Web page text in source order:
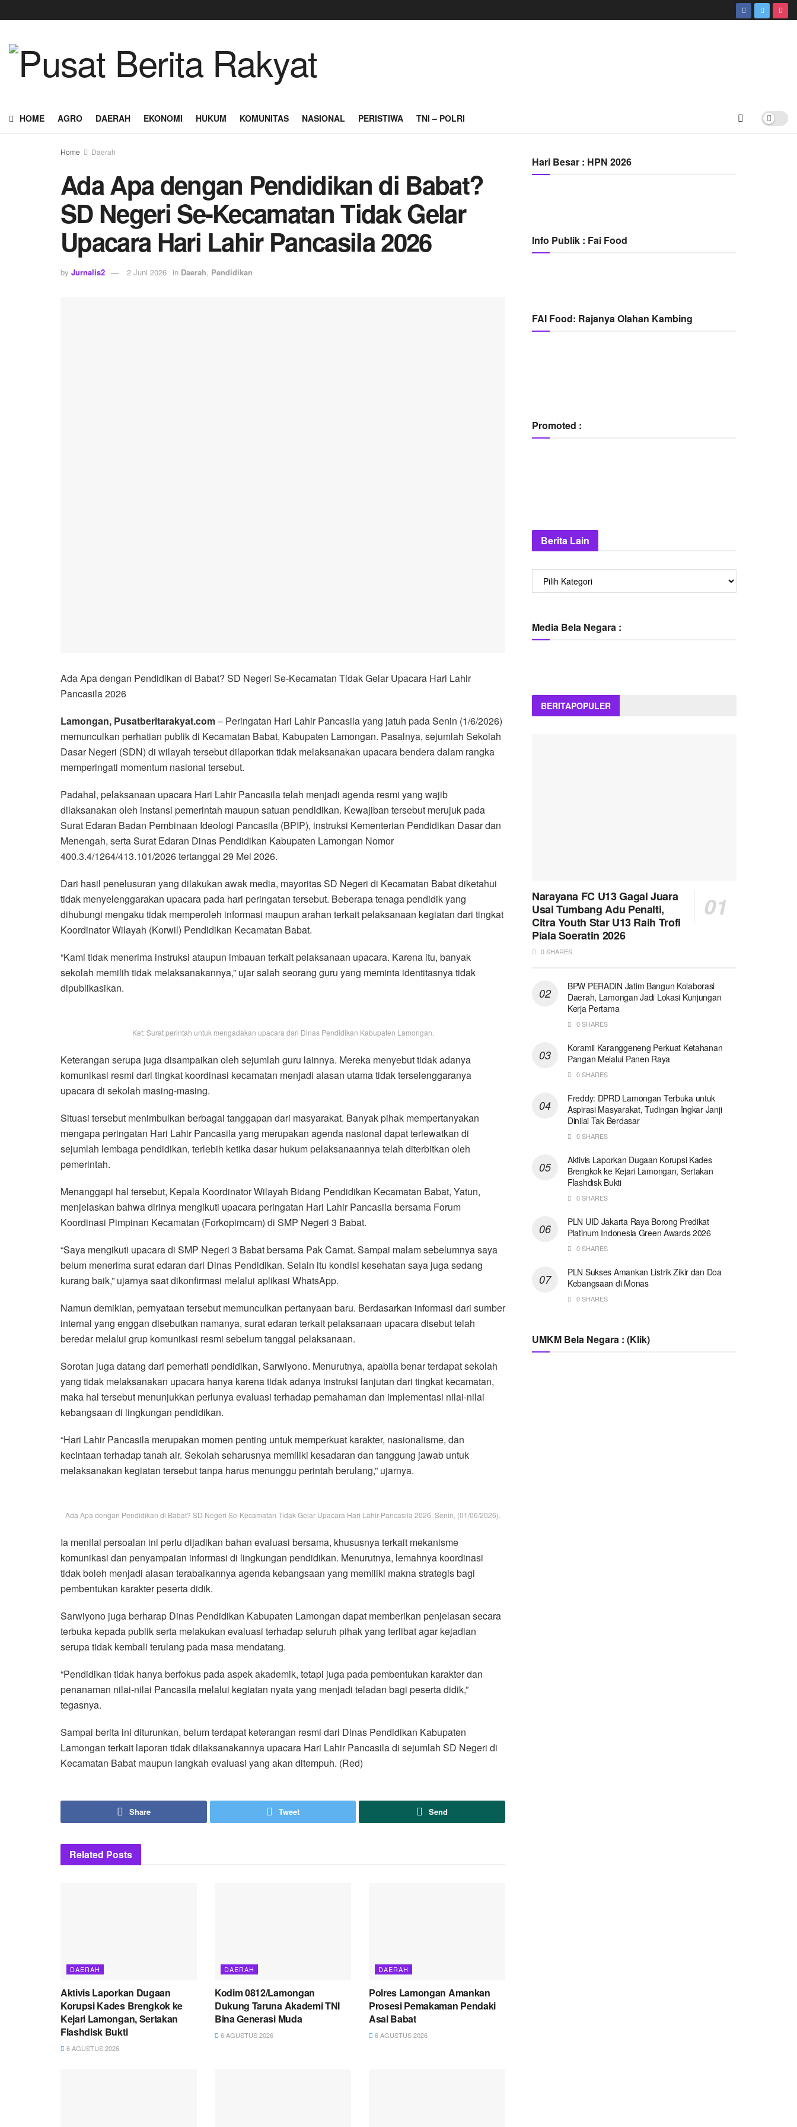
HOME AGRO DAERAH EKONOMI HUKUM KOMUNITAS NASIONAL PERISTIWA TNI – POLRI
Home Daerah
Ada Apa dengan Pendidikan di Babat?
SD Negeri Se-Kecamatan Tidak Gelar
Upacara Hari Lahir Pancasila 2026
by Jurnalis2 2 Juni 2026 in Daerah, Pendidikan
Ada Apa dengan Pendidikan di Babat? SD Negeri Se-Kecamatan Tidak Gelar Upacara Hari Lahir
Pancasila 2026
Lamongan, Pusatberitarakyat.com– Peringatan Hari Lahir Pancasila yang jatuh pada Senin (1/6/2026)
memunculkan perhatian publik di Kecamatan Babat, Kabupaten Lamongan. Pasalnya, sejumlah Sekolah
Dasar Negeri (SDN) di wilayah tersebut dilaporkan tidak melaksanakan upacara bendera dalam rangka
memperingati momentum nasional tersebut.
Padahal, pelaksanaan upacara Hari Lahir Pancasila telah menjadi agenda resmi yang wajib
dilaksanakan oleh instansi pemerintah maupun satuan pendidikan. Kewajiban tersebut merujuk pada
Surat Edaran Badan Pembinaan Ideologi Pancasila (BPIP), instruksi Kementerian Pendidikan Dasar dan
Menengah, serta Surat Edaran Dinas Pendidikan Kabupaten Lamongan Nomor
400.3.4/1264/413.101/2026 tertanggal 29 Mei 2026.
Dari hasil penelusuran yang dilakukan awak media, mayoritas SD Negeri di Kecamatan Babat diketahui
tidak menyelenggarakan upacara pada hari peringatan tersebut. Beberapa tenaga pendidik yang
dihubungi mengaku tidak memperoleh informasi maupun arahan terkait pelaksanaan kegiatan dari tingkat
Koordinator Wilayah (Korwil) Pendidikan Kecamatan Babat.
“Kami tidak menerima instruksi ataupun imbauan terkait pelaksanaan upacara. Karena itu, banyak
sekolah memilih tidak melaksanakannya,” ujar salah seorang guru yang meminta identitasnya tidak
dipublikasikan.
Ket: Surat perintah untuk mengadakan upacara dari Dinas Pendidikan Kabupaten Lamongan.
Keterangan serupa juga disampaikan oleh sejumlah guru lainnya. Mereka menyebut tidak adanya
komunikasi resmi dari tingkat koordinasi kecamatan menjadi alasan utama tidak terselenggaranya
upacara di sekolah masing-masing.
Situasi tersebut menimbulkan berbagai tanggapan dari masyarakat. Banyak pihak mempertanyakan
mengapa peringatan Hari Lahir Pancasila yang merupakan agenda nasional dapat terlewatkan di
sejumlah lembaga pendidikan, terlebih ketika dasar hukum pelaksanaannya telah diterbitkan oleh
pemerintah.
Menanggapi hal tersebut, Kepala Koordinator Wilayah Bidang Pendidikan Kecamatan Babat, Yatun,
menjelaskan bahwa dirinya mengikuti upacara peringatan Hari Lahir Pancasila bersama Forum
Koordinasi Pimpinan Kecamatan (Forkopimcam) di SMP Negeri 3 Babat.
“Saya mengikuti upacara di SMP Negeri 3 Babat bersama Pak Camat. Sampai malam sebelumnya saya
belum menerima surat edaran dari Dinas Pendidikan. Selain itu kondisi kesehatan saya juga sedang
kurang baik,” ujarnya saat dikonfirmasi melalui aplikasi WhatsApp.
Namun demikian, pernyataan tersebut memunculkan pertanyaan baru. Berdasarkan informasi dari sumber
internal yang enggan disebutkan namanya, surat edaran terkait pelaksanaan upacara disebut telah
beredar melalui grup komunikasi resmi sebelum tanggal pelaksanaan.
Sorotan juga datang dari pemerhati pendidikan, Sarwiyono. Menurutnya, apabila benar terdapat sekolah
yang tidak melaksanakan upacara hanya karena tidak adanya instruksi lanjutan dari tingkat kecamatan,
maka hal tersebut menunjukkan perlunya evaluasi terhadap pemahaman dan implementasi nilai-nilai
kebangsaan di lingkungan pendidikan.
“Hari Lahir Pancasila merupakan momen penting untuk memperkuat karakter, nasionalisme, dan
kecintaan terhadap tanah air. Sekolah seharusnya memiliki kesadaran dan tanggung jawab untuk
melaksanakan kegiatan tersebut tanpa harus menunggu perintah berulang,” ujarnya.
Ada Apa dengan Pendidikan di Babat? SD Negeri Se-Kecamatan Tidak Gelar Upacara Hari Lahir Pancasila 2026. Senin, (01/06/2026).
Ia menilai persoalan ini perlu dijadikan bahan evaluasi bersama, khususnya terkait mekanisme
komunikasi dan penyampaian informasi di lingkungan pendidikan. Menurutnya, lemahnya koordinasi
tidak boleh menjadi alasan terabaikannya agenda kebangsaan yang memiliki makna strategis bagi
pembentukan karakter peserta didik.
Sarwiyono juga berharap Dinas Pendidikan Kabupaten Lamongan dapat memberikan penjelasan secara
terbuka kepada publik serta melakukan evaluasi terhadap seluruh pihak yang terlibat agar kejadian
serupa tidak kembali terulang pada masa mendatang.
“Pendidikan tidak hanya berfokus pada aspek akademik, tetapi juga pada pembentukan karakter dan
penanaman nilai-nilai Pancasila melalui kegiatan nyata yang menjadi teladan bagi peserta didik,”
tegasnya.
Sampai berita ini diturunkan, belum terdapat keterangan resmi dari Dinas Pendidikan Kabupaten
Lamongan terkait laporan tidak dilaksanakannya upacara Hari Lahir Pancasila di sejumlah SD Negeri di
Kecamatan Babat maupun langkah evaluasi yang akan ditempuh. (Red)
Share Tweet Send
Related Posts
DAERAH
Aktivis Laporkan Dugaan
Korupsi Kades Brengkok ke
Kejari Lamongan, Sertakan
Flashdisk Bukti
6 AGUSTUS 2026
DAERAH
Kodim 0812/Lamongan
Dukung Taruna Akademi TNI
Bina Generasi Muda
6 AGUSTUS 2026
DAERAH
Polres Lamongan Amankan
Prosesi Pemakaman Pendaki
Asal Babat
6 AGUSTUS 2026
Hari Besar : HPN 2026
Info Publik : Fai Food
FAI Food: Rajanya Olahan Kambing
Promoted :
Berita Lain
Berita
Media Bela Negara :
BERITAPOPULER
Narayana FC U13 Gagal Juara
Usai Tumbang Adu Penalti,
Citra Youth Star U13 Raih Trofi
Piala Soeratin 2026
0 SHARES
BPW PERADIN Jatim Bangun Kolaborasi
Daerah, Lamongan Jadi Lokasi Kunjungan
Kerja Pertama
0 SHARES
Koramil Karanggeneng Perkuat Ketahanan
Pangan Melalui Panen Raya
0 SHARES
Freddy: DPRD Lamongan Terbuka untuk
Aspirasi Masyarakat, Tudingan Ingkar Janji
Dinilai Tak Berdasar
0 SHARES
Aktivis Laporkan Dugaan Korupsi Kades
Brengkok ke Kejari Lamongan, Sertakan
Flashdisk Bukti
0 SHARES
PLN UID Jakarta Raya Borong Predikat
Platinum Indonesia Green Awards 2026
0 SHARES
PLN Sukses Amankan Listrik Zikir dan Doa
Kebangsaan di Monas
0 SHARES
UMKM Bela Negara : (Klik)